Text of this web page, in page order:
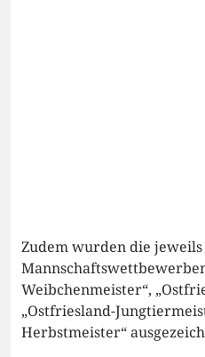
Zudem wurden die jeweils
Weibchenmeister“,
„Ostfriesland-
Herbstmeister“